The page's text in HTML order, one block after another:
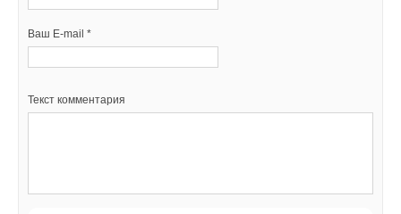
Ваш E-mail *
Текст комментария